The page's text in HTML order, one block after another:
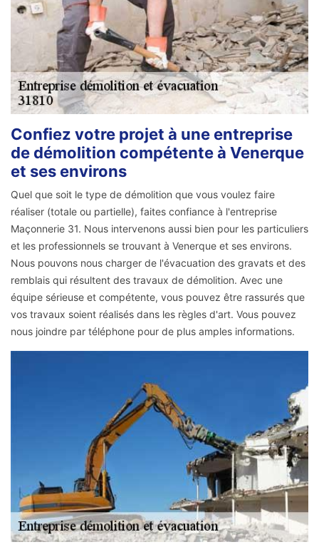
Confiez votre projet à une entreprise
de démolition compétente à Venerque
et ses environs
Quel que soit le type de démolition que vous voulez faire
réaliser (totale ou partielle), faites confiance à l'entreprise
Maçonnerie 31. Nous intervenons aussi bien pour les particuliers
et les professionnels se trouvant à Venerque et ses environs.
Nous pouvons nous charger de l'évacuation des gravats et des
remblais qui résultent des travaux de démolition. Avec une
équipe sérieuse et compétente, vous pouvez être rassurés que
vos travaux soient réalisés dans les règles d'art. Vous pouvez
nous joindre par téléphone pour de plus amples informations.